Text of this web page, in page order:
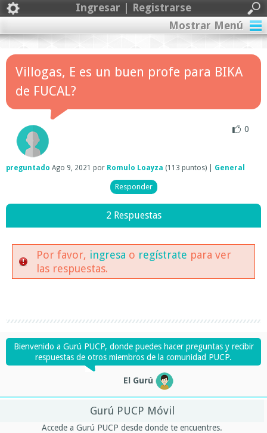
Ingresar | Registrarse
Mostrar Menú
Villogas, E es un buen profe para BIKA
de FUCAL?
0
preguntado Ago 9, 2021 por Romulo Loayza (113 puntos) General
2 Respuestas
Por favor, ingresa o regístrate para ver
las respuestas.
Bienvenido a Gurú PUCP, donde puedes hacer preguntas y recibir
respuestas de otros miembros de la comunidad PUCP.
El Gurú
Gurú PUCP Móvil
Accede a Gurú PUCP desde donde te encuentres.